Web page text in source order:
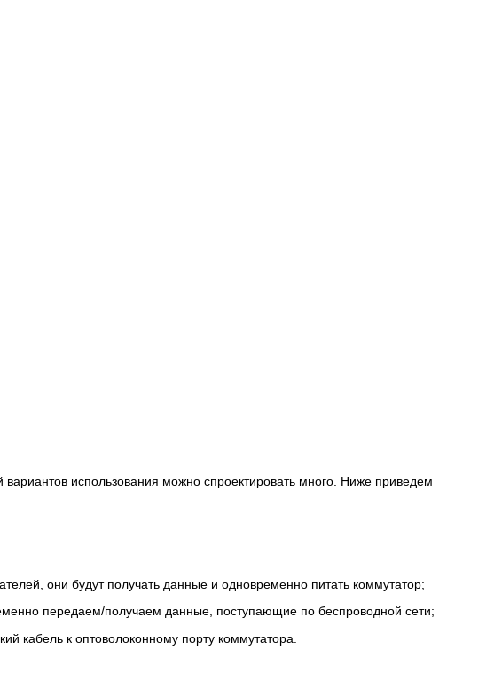
использования можно спроектировать много. Ниже приведем
они будут получать данные и одновременно питать коммутатор;
передаем/получаем данные, поступающие по беспроводной сети;
кабель к оптоволоконному порту коммутатора.